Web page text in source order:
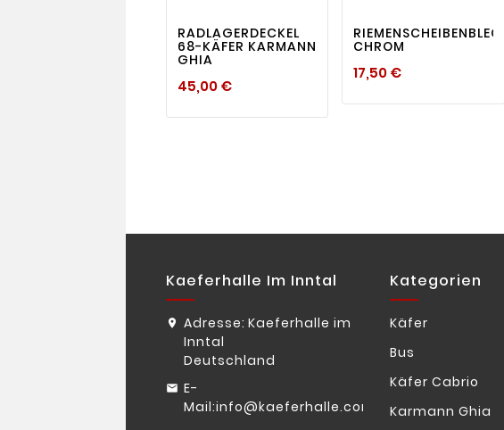
RADLAGERDECKEL
68-KÄFER KARMANN
GHIA
45,00 €Preis
RIEMENSCHEIBENBLECH
CHROM
17,50 €Preis
Kaeferhalle Im Inntal
Adresse: Kaeferhalle im
Inntal
Deutschland
E-
Mail:info@kaeferhalle.com
Kategorien
Käfer
Bus
Käfer Cabrio
Karmann Ghia